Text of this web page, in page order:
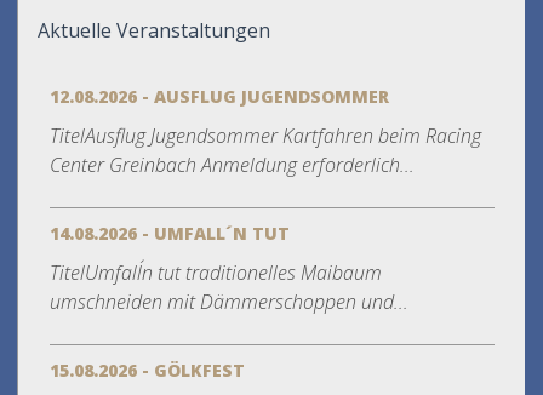
Aktuelle Veranstaltungen
12.08.2026 - AUSFLUG JUGENDSOMMER
TitelAusflug Jugendsommer Kartfahren beim Racing
Center Greinbach Anmeldung erforderlich...
14.08.2026 - UMFALL´N TUT
TitelUmfall´n tut traditionelles Maibaum
umschneiden mit Dämmerschoppen und...
15.08.2026 - GÖLKFEST